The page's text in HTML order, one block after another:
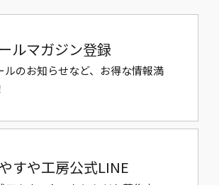
ルマガジン登録
ルのお知らせなど、お得な情報満
すや工房公式LINE